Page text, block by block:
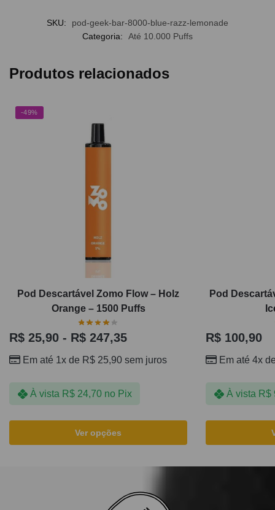
SKU:
pod-geek-bar-8000-blue-razz-lemonade
Categoria:
Até 10.000 Puffs
Produtos relacionados
-49%
Pod Descartável Zomo Flow – Holz
Orange – 1500 Puffs
R$ 25,90 - R$ 247,35
Em até 1x de R$ 25,90 sem juros
À vista R$24,70 no Pix
Ver opções
Pod
R$ 100,90
Em até 4x
À vista R$